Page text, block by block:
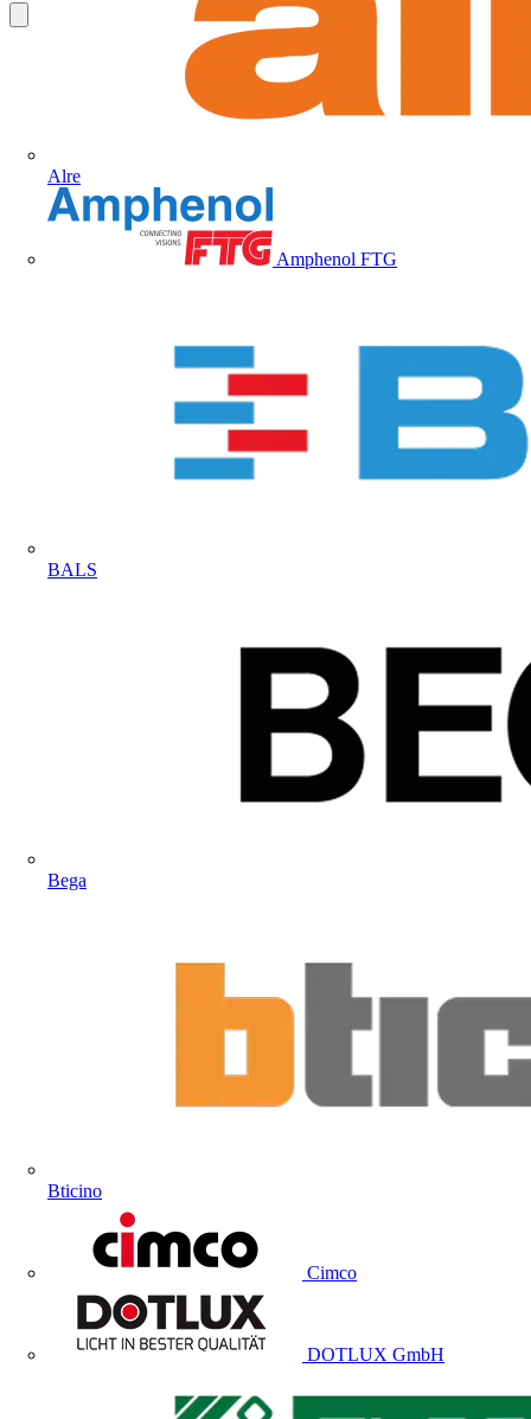
Alre
Amphenol FTG
BALS
Bega
Bticino
Cimco
DOTLUX GmbH